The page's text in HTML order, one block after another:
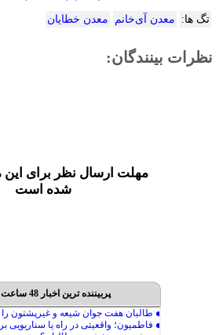
تگ ها: معدن آی‌خانم معدن خطایان
نظرات بینندگان:
مهلت ارسال نظر برای
شده است
پربیننده ترین اخبار 48 ساعت گذشته